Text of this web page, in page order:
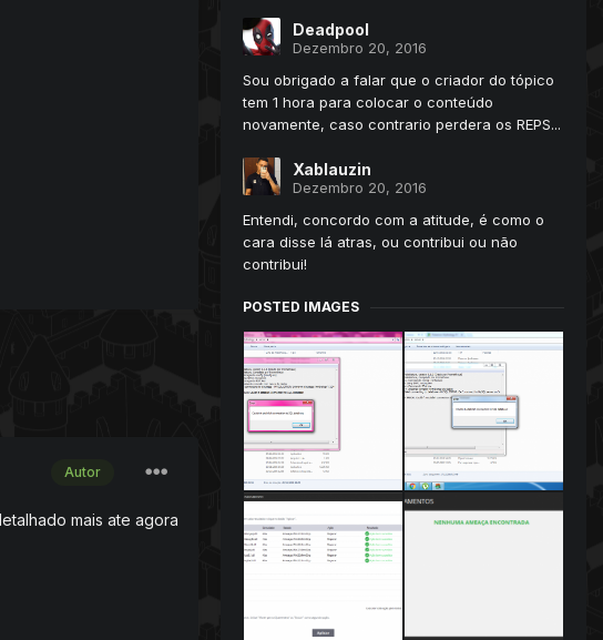
Autor
mais ate agora
Deadpool
Dezembro 20, 2016
Sou obrigado a falar que o criador do tópico
tem 1 hora para colocar o conteúdo
novamente, caso contrario perdera os REPS...
Xablauzin
Dezembro 20, 2016
Entendi, concordo com a atitude, é como o
cara disse lá atras, ou contribui ou não
contribui!
POSTED IMAGES